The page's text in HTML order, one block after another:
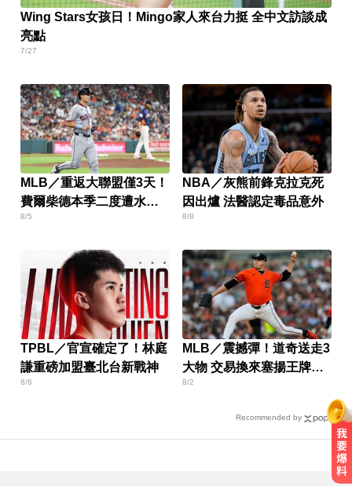
Wing Stars女孩日！Mingo家人來台力挺 全中文訪談成
亮點
7/27
MLB／重返大聯盟僅3天！
費爾柴德本季二度遭水手
DFA
8/5
NBA／灰熊前鋒克拉克死
因出爐 法醫認定毒品意外
8/8
TPBL／官宣確定了！林庭
謙重磅加盟臺北台新戰神
8/6
MLB／震撼彈！道奇送走3
大物 交易換來塞揚王牌史
庫柏爾
8/2
Recommended by